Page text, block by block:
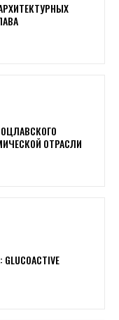
ОТРАСЛИ